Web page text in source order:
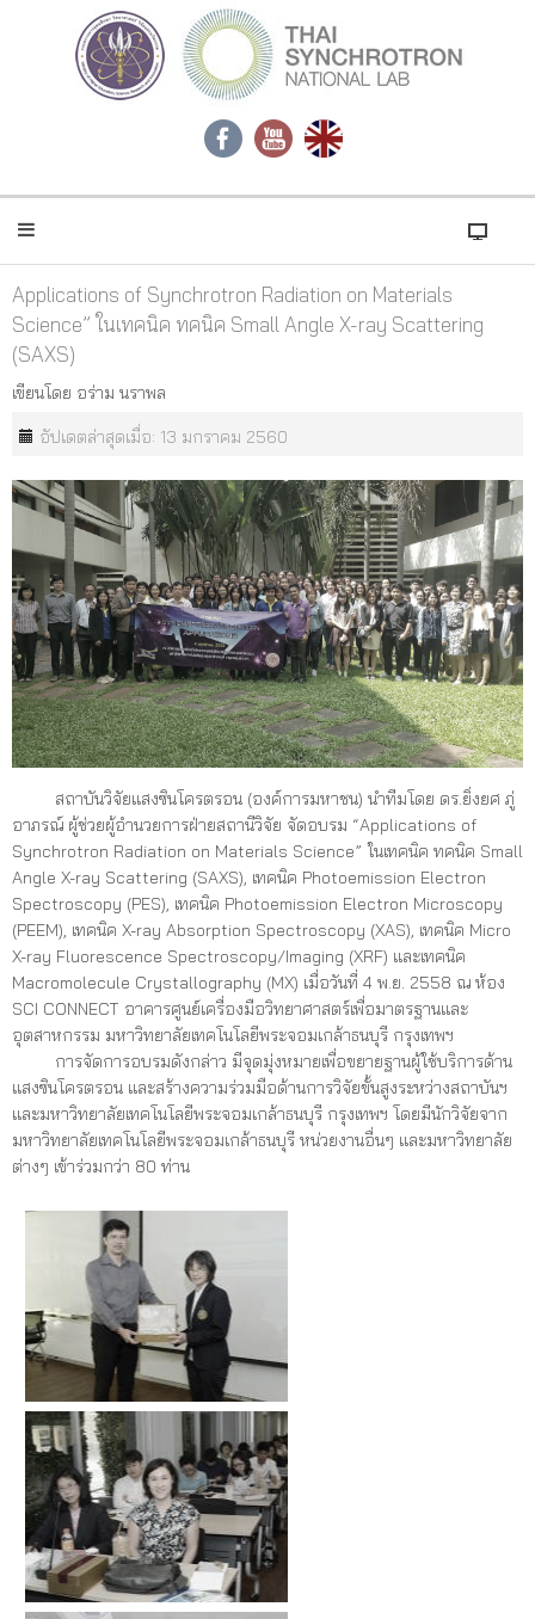
Applications of Synchrotron Radiation on Materials
Science” ในเทคนิค ทคนิค Small Angle X-ray Scattering
(SAXS)
เขียนโดย อร่าม นราพล
อัปเดตล่าสุดเมื่อ: 13 มกราคม 2560
สถาบันวิจัยแสงซินโครตรอน (องค์การมหาชน) นำทีมโดย ดร.ยิ่งยศ ภู่
อาภรณ์ ผู้ช่วยผู้อำนวยการฝ่ายสถานีวิจัย จัดอบรม “Applications of
Synchrotron Radiation on Materials Science” ในเทคนิค ทคนิค Small
Angle X-ray Scattering (SAXS), เทคนิค Photoemission Electron
Spectroscopy (PES), เทคนิค Photoemission Electron Microscopy
(PEEM), เทคนิค X-ray Absorption Spectroscopy (XAS), เทคนิค Micro
X-ray Fluorescence Spectroscopy/Imaging (XRF) และเทคนิค
Macromolecule Crystallography (MX) เมื่อวันที่ 4 พ.ย. 2558 ณ ห้อง
SCI CONNECT อาคารศูนย์เครื่องมือวิทยาศาสตร์เพื่อมาตรฐานและ
อุตสาหกรรม มหาวิทยาลัยเทคโนโลยีพระจอมเกล้าธนบุรี กรุงเทพฯ
การจัดการอบรมดังกล่าว มีจุดมุ่งหมายเพื่อขยายฐานผู้ใช้บริการด้าน
แสงซินโครตรอน และสร้างความร่วมมือด้านการวิจัยขั้นสูงระหว่างสถาบันฯ
และมหาวิทยาลัยเทคโนโลยีพระจอมเกล้าธนบุรี กรุงเทพฯ โดยมีนักวิจัยจาก
มหาวิทยาลัยเทคโนโลยีพระจอมเกล้าธนบุรี หน่วยงานอื่นๆ และมหาวิทยาลัย
ต่างๆ เข้าร่วมกว่า 80 ท่าน